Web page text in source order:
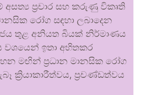
ප්‍රචාර සහ කරුණු විකෘති
රෝග සඳහා ලබාදෙන
තුළ අනියත බියක් නිර්මාණය
වශයෙන් ඉතා අහිතකර
මඟින් ප්‍රධාන මානසික රෝග
ක්‍රියාකාරීත්වය, ප්‍රචණ්ඩත්වය